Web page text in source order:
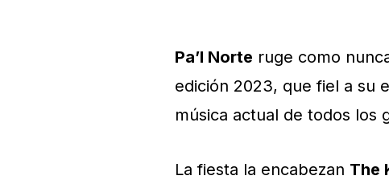
Pa’l Norte ruge como
edición 2023, que fiel a su
música actual de todos los
La fiesta la encabezan The